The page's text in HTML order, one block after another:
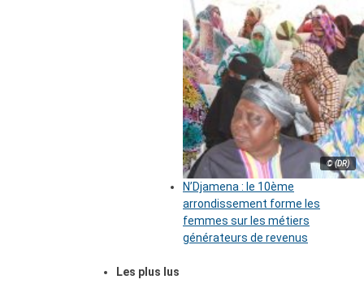
© (DR)
N’Djamena : le 10ème
arrondissement forme les
femmes sur les métiers
générateurs de revenus
Les plus lus